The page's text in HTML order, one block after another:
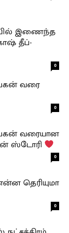
இணைந்த
தீப்-
0
வரை
0
வரையான
ஸ்டோரி
0
தெரியுமா
0